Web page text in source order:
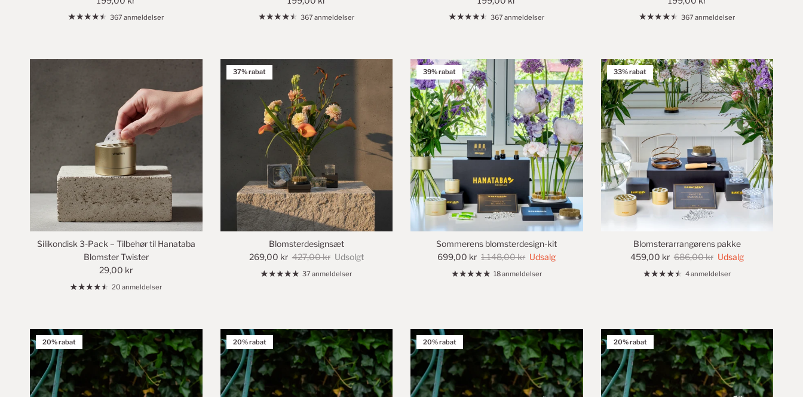
367 anmeldelser 367 anmeldelser 367 anmeldelser 367 anmeldelser
Silikondisk 3-Pack – Tilbehør til Hanataba
Blomster Twister
29,00 kr
20 anmeldelser
37% rabat
Blomsterdesignsæt
269,00 kr 427,00 kr Udsolgt
37 anmeldelser
39% rabat
Sommerens blomsterdesign-kit
699,00 kr 1.148,00 kr Udsalg
18 anmeldelser
33% rabat
Blomsterarrangørens pakke
459,00 kr 686,00 kr Udsalg
4 anmeldelser
20% rabat 20% rabat 20% rabat 20% rabat